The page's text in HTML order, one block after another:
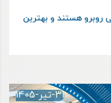
روبرو هستند و بهترین
31-تیر-1405